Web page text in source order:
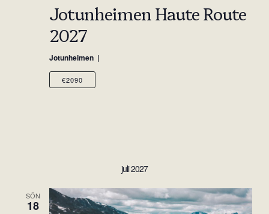
Jotunheimen Haute Route
2027
Jotunheimen
€2090
juli 2027
SÖN
18